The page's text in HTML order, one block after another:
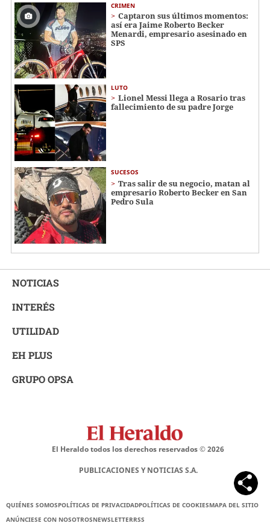
CRIMEN
Captaron sus últimos momentos:
así era Jaime Roberto Becker
Menardi​​​, empresario asesinado en
SPS
LUTO
Lionel Messi llega a Rosario tras
fallecimiento de su padre Jorge
SUCESOS
Tras salir de su negocio, matan al
empresario Roberto Becker en San
Pedro Sula
NOTICIAS
INTERÉS
UTILIDAD
EH PLUS
GRUPO OPSA
El Heraldo todos los derechos reservados ©2026
PUBLICACIONES Y NOTICIAS S.A.
QUIÉNES SOMOSPOLÍTICAS DE PRIVACIDADPOLÍTICAS DE COOKIESMAPA DEL SITIO
ANÚNCIESE CON NOSOTROSNEWSLETTERRSS